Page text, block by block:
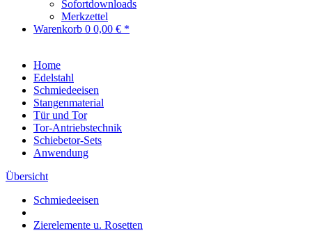
Sofortdownloads
Merkzettel
Warenkorb 0 0,00 € *
Home
Edelstahl
Schmiedeeisen
Stangenmaterial
Tür und Tor
Tor-Antriebstechnik
Schiebetor-Sets
Anwendung
Übersicht
Schmiedeeisen
Zierelemente u. Rosetten